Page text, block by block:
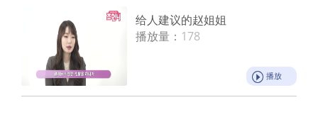
给人建议的赵姐姐
播放量： 178
播放